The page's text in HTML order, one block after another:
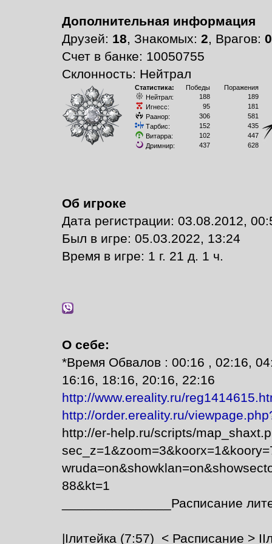
Дополнительная информация
Друзей: 18, Знакомых: 2, Врагов: 0
Счет в банке: 10050755
Склонность: Нейтрал
Статистика: Победы
Поражения
Нейтрал:
188
189
Игнесс:
95
181
Раанор:
306
581
Тарбис:
152
435
Витарра:
102
447
Дримнир:
437 628
Об игроке
Дата регистрации: 03.08.2012,
Был в игре: 05.03.2022, 13:24
Время в игре: 1 г. 21 д. 1 ч.
О себе:
*Время Обвалов : 00:16 , 02:16,
16:16, 18:16, 20:16, 22:16
http://www.ereality.ru/
http://order.ereality.ru/
http://er-help.ru/scripts/
88&kt=1
_______________Расписание
|Iлитейка (7:57)_< Расписание >